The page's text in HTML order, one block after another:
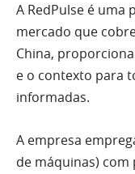
A RedPulse é uma
mercado que
China,
e o contexto para
informadas.
A empresa
de máquinas)